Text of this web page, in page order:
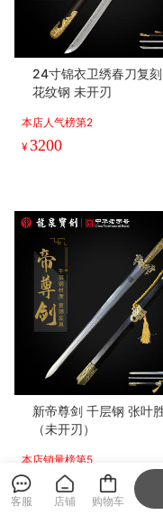
24寸锦衣卫绣春刀复
花纹钢 未开刃
本店人气榜第2
¥3200
新帝尊剑 千层钢 张叶胜监制
（未开刃）
本店销量榜第5
¥4800
客服 店铺 购物车